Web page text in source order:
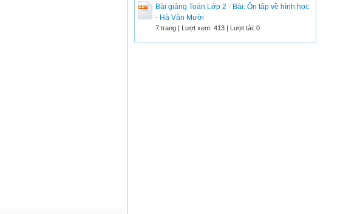
Bài giảng Toán Lớp 2 - Bài: Ôn tập về hình học
- Hà Văn Mười
7 trang | Lượt xem: 413 | Lượt tải: 0